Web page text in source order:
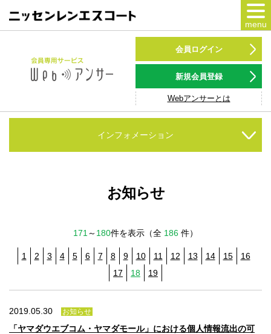
menu
カードをつかう
NSポイント
キャンペーン
サービス
法人のみなさま
会員ログイン
新規会員登録
Webアンサーとは
インフォメーション
お知らせ
171 ～ 180件を表示（全 186 件）
1 2 3 4 5 6 7 8 9 10 11 12 13 14 15
16
17
18 19
2019.05.30 お知らせ
「ヤマダウエブコム・ヤマダモール」における個人情報流出の可